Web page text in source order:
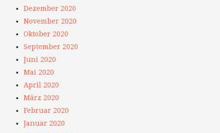
Dezember 2020
November 2020
Oktober 2020
September 2020
Juni 2020
Mai 2020
April 2020
März 2020
Februar 2020
Januar 2020